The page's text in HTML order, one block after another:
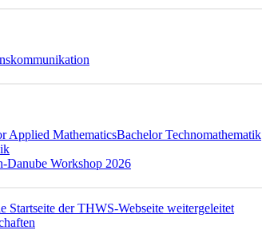
Applied MathematicsBachelor Technomathematik
Danube Workshop 2026